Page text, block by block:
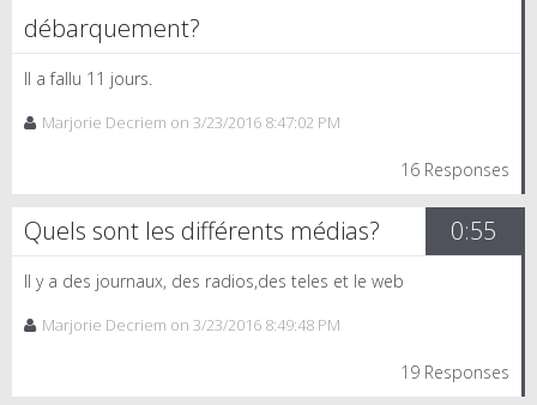
débarquement?
Il a fallu 11 jours.
Marjorie Decriem on 3/23/2016 8:47:02 PM
16 Responses
0:55
Quels sont les différents médias?
Il y a des journaux, des radios,des teles et le web
Marjorie Decriem on 3/23/2016 8:49:48 PM
19 Responses